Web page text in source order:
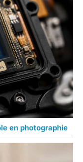
en photographie